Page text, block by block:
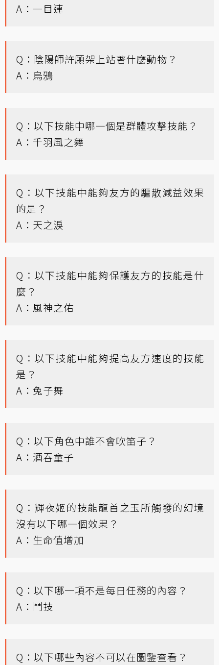
A：一目連
Q：陰陽師許願架上站著什麼動物？
A：烏鴉
Q：以下技能中哪一個是群體攻擊技能？
A：千羽風之舞
Q：以下技能中能夠友方的驅散減益效果
的是？
A：天之淚
Q：以下技能中能夠保護友方的技能是什
麼？
A：風神之佑
Q：以下技能中能夠提高友方速度的技能
是？
A：兔子舞
Q：以下角色中誰不會吹笛子？
A：酒吞童子
Q：輝夜姬的技能龍首之玉所觸發的幻境
沒有以下哪一個效果？
A：生命值增加
Q：以下哪一項不是每日任務的內容？
A：鬥技
Q：以下哪些內容不可以在圖鑒查看？